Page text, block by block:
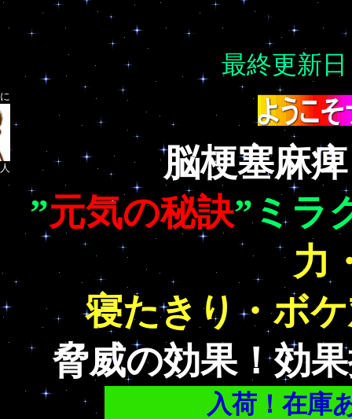
NAITONET
ミラクルグリップ/販売店/脳梗
最終更新日
脳梗塞麻
”元気の秘訣”ミラ
力
寝たきり・ボ
脅威の効果！効
入荷！在庫